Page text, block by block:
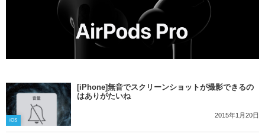
iOS
[iPhone]無音でスクリーンショットが撮影できるの
はありがたいね
2015年1月20日